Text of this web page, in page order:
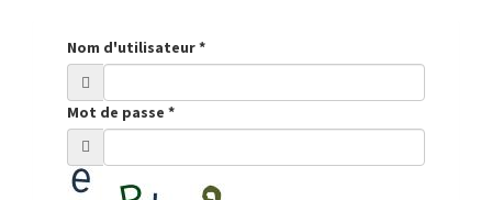
Nom d'utilisateur*
Mot de passe *